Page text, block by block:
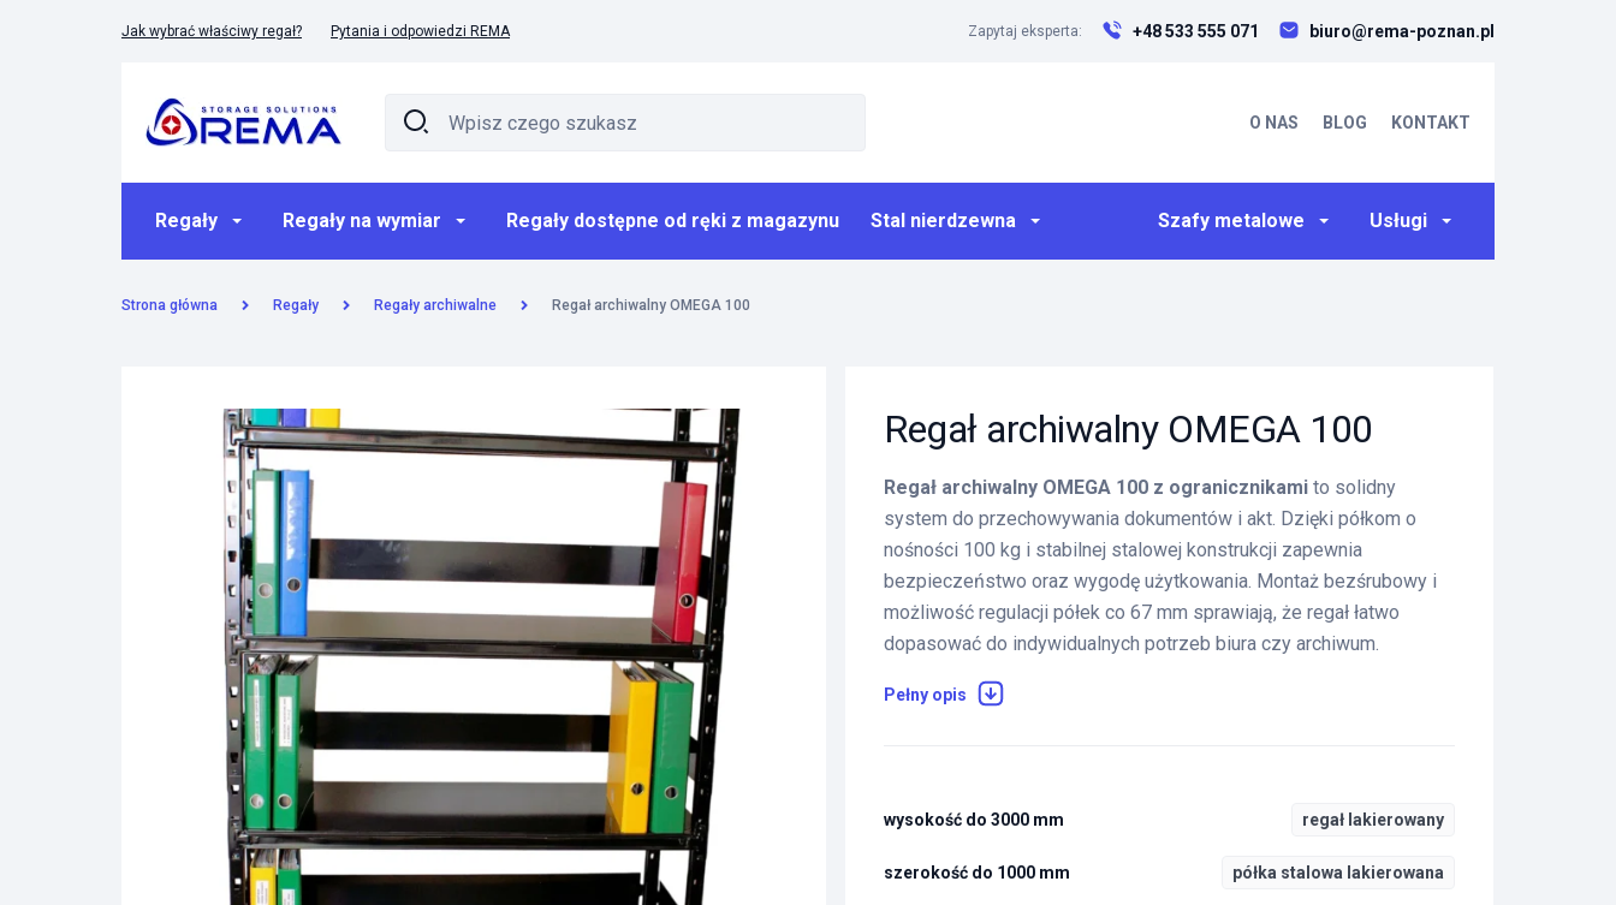
Jak wybrać właściwy regał? Pytania i odpowiedzi REMA Zapytaj eksperta: +48 533 555 071 biuro@rema-poznan.pl
O NAS BLOG KONTAKT
Regały Regały na wymiar Regały dostępne od ręki z magazynu Stal nierdzewna Szafy metalowe Usługi
Strona główna Regały Regały archiwalne Regał archiwalny OMEGA 100
Regał archiwalny OMEGA 100
Regał archiwalny OMEGA 100 z ogranicznikami to solidny
system do przechowywania dokumentów i akt. Dzięki półkom o
nośności 100 kg i stabilnej stalowej konstrukcji zapewnia
bezpieczeństwo oraz wygodę użytkowania. Montaż bezśrubowy i
możliwość regulacji półek co 67 mm sprawiają, że regał łatwo
dopasować do indywidualnych potrzeb biura czy archiwum.
Pełny opis
wysokość do 3000 mm regał lakierowany
szerokość do 1000 mm półka stalowa lakierowana